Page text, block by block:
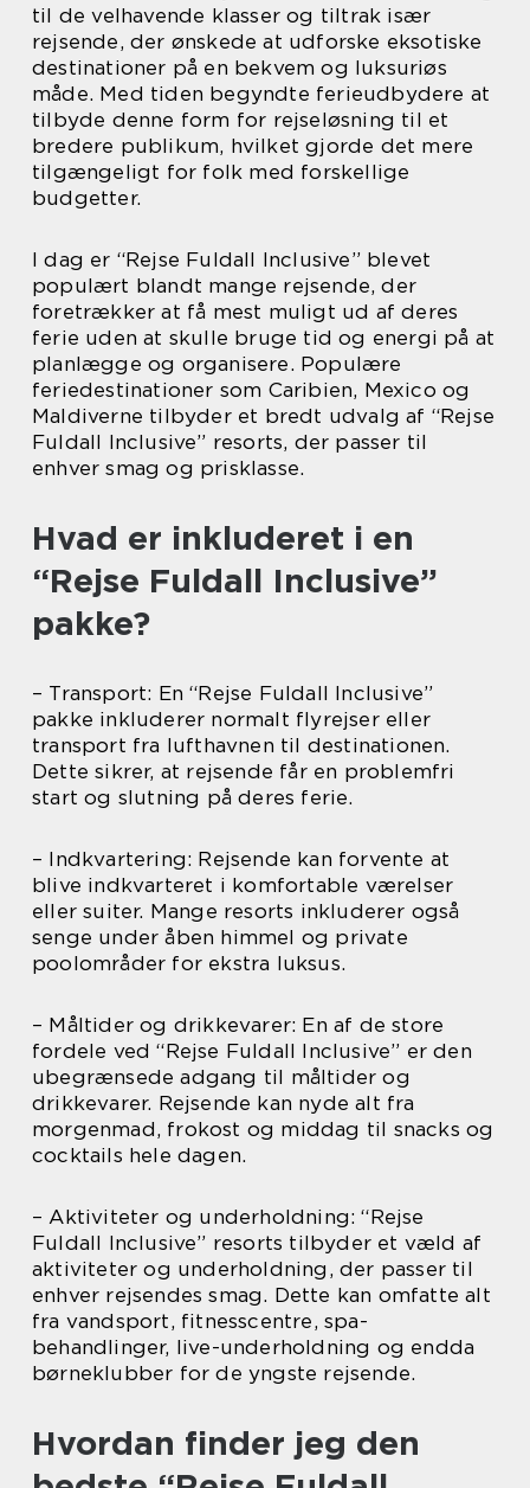
til de velhavende klasser og tiltrak især
rejsende, der ønskede at udforske eksotiske
destinationer på en bekvem og luksuriøs
måde. Med tiden begyndte ferieudbydere at
tilbyde denne form for rejseløsning til et
bredere publikum, hvilket gjorde det mere
tilgængeligt for folk med forskellige
budgetter.
I dag er “Rejse Fuldall Inclusive” blevet
populært blandt mange rejsende, der
foretrækker at få mest muligt ud af deres
ferie uden at skulle bruge tid og energi på at
planlægge og organisere. Populære
feriedestinationer som Caribien, Mexico og
Maldiverne tilbyder et bredt udvalg af “Rejse
Fuldall Inclusive” resorts, der passer til
enhver smag og prisklasse.
Hvad er inkluderet i en
“Rejse Fuldall Inclusive”
pakke?
– Transport: En “Rejse Fuldall Inclusive”
pakke inkluderer normalt flyrejser eller
transport fra lufthavnen til destinationen.
Dette sikrer, at rejsende får en problemfri
start og slutning på deres ferie.
– Indkvartering: Rejsende kan forvente at
blive indkvarteret i komfortable værelser
eller suiter. Mange resorts inkluderer også
senge under åben himmel og private
poolområder for ekstra luksus.
– Måltider og drikkevarer: En af de store
fordele ved “Rejse Fuldall Inclusive” er den
ubegrænsede adgang til måltider og
drikkevarer. Rejsende kan nyde alt fra
morgenmad, frokost og middag til snacks og
cocktails hele dagen.
– Aktiviteter og underholdning: “Rejse
Fuldall Inclusive” resorts tilbyder et væld af
aktiviteter og underholdning, der passer til
enhver rejsendes smag. Dette kan omfatte alt
fra vandsport, fitnesscentre, spa-
behandlinger, live-underholdning og endda
børneklubber for de yngste rejsende.
Hvordan finder jeg den